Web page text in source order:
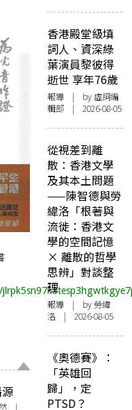
|
香港殿堂級填
詞人、資深綠
葉演員黎彼得
逝世 享年76歲
報導 | by 虛詞編
輯部 | 2026-08-05
從視差到離
散：香港文學
及其本土問題
——陳智德與勞
緯洛「根著與
流徙：香港文
學的空間記憶
× 離散的哲學
思辨」對談整
理
報導 | by 勞緯
洛 | 2026-08-05
《奧德賽》：
「英雄回
歸」，定
PTSD？